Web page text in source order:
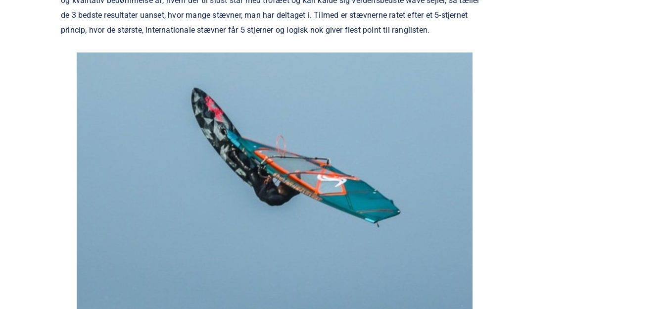
de 3 bedste resultater uanset, hvor mange stævner, man har deltaget i. Tilmed er stævnerne ratet efter et 5-stjernet
princip, hvor de største, internationale stævner får 5 stjerner og logisk nok giver flest point til ranglisten.